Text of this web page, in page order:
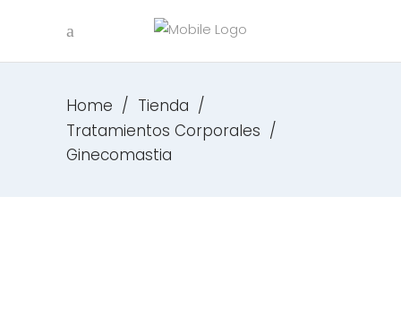
Home / Tienda /
Tratamientos Corporales /
Ginecomastia